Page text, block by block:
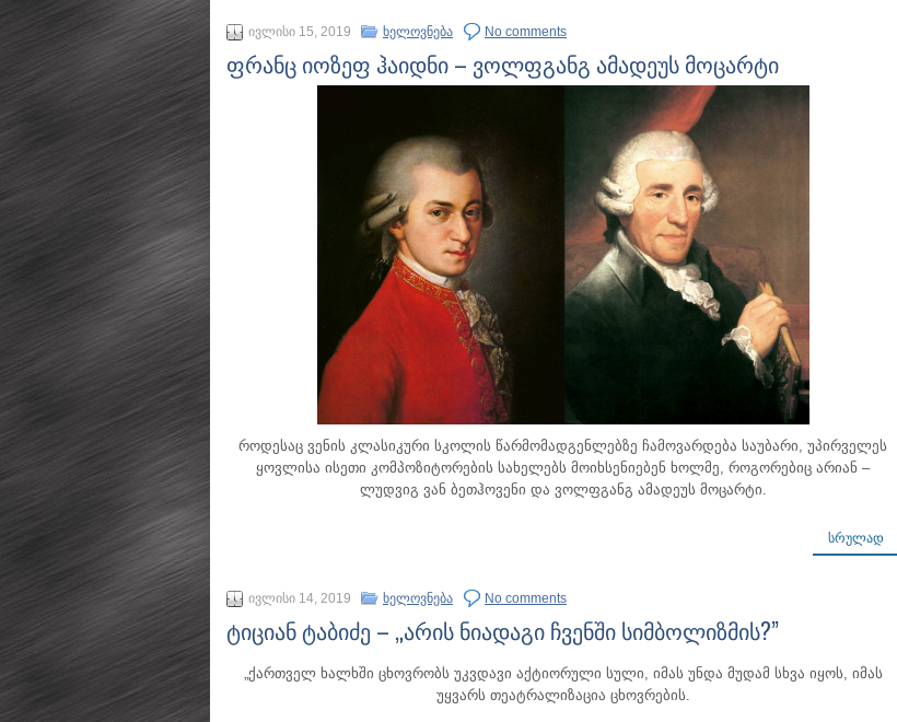
ივლისი 15, 2019 ხელოვნება No comments
ფრანც იოზეფ ჰაიდნი – ვოლფგანგ ამადეუს მოცარტი
როდესაც ვენის კლასიკური სკოლის წარმომადგენლებზე ჩამოვარდება საუბარი, უპირველეს
ყოვლისა ისეთი კომპოზიტორების სახელებს მოიხსენიებენ ხოლმე, როგორებიც არიან –
ლუდვიგ ვან ბეთჰოვენი და ვოლფგანგ ამადეუს მოცარტი.
ᲡᲠᲣᲚᲐᲓ
ივლისი 14, 2019 ხელოვნება No comments
ტიციან ტაბიძე – „არის ნიადაგი ჩვენში სიმბოლიზმის?”
„ქართველ ხალხში ცხოვრობს უკვდავი აქტიორული სული, იმას უნდა მუდამ სხვა იყოს, იმას
უყვარს თეატრალიზაცია ცხოვრების.